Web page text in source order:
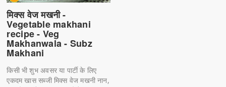
मिक्स वेज मखनी -
Vegetable makhani
recipe - Veg
Makhanwala - Subz
Makhani
किसी भी शुभ अवसर या पार्टी के लिए
एकदम खास सब्जी मिक्स वेज मखनी नान,